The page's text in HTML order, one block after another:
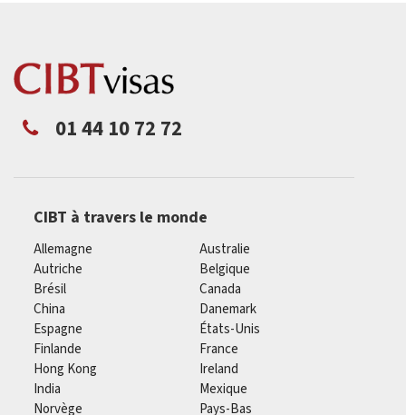
01 44 10 72 72
CIBT à travers le monde
Allemagne
Australie
Autriche
Belgique
Brésil
Canada
China
Danemark
Espagne
États-Unis
Finlande
France
Hong Kong
Ireland
India
Mexique
Norvège
Pays-Bas